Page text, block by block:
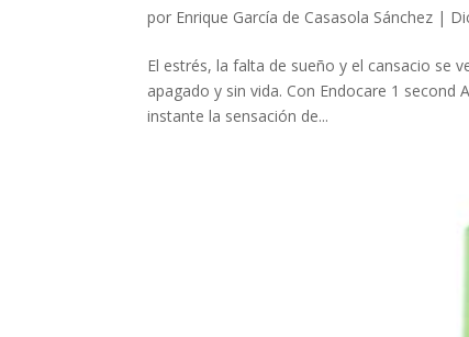
por Enrique García de Casasola Sánchez |
El estrés, la falta de sueño y el cansacio se
apagado y sin vida. Con Endocare 1
instante la sensación de...